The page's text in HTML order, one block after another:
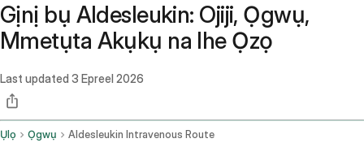
Gịnị bụ Aldesleukin: Ojiji, Ọgwụ,
Mmetụta Akụkụ na Ihe Ọzọ
Last updated 3 Epreel 2026
Ụlọ Ọgwụ Aldesleukin Intravenous Route